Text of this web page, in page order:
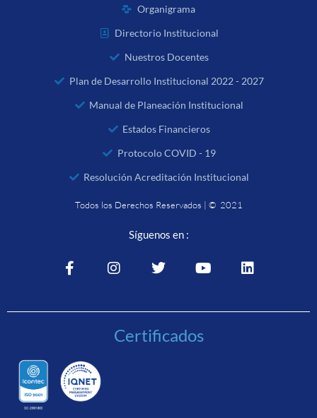
Organigrama
Directorio Institucional
Nuestros Docentes
Plan de Desarrollo Institucional 2022 - 2027
Manual de Planeación Institucional
Estados Financieros
Protocolo COVID - 19
Resolución Acreditación Institucional
Todos los Derechos Reservados | © 2021
Síguenos en :
Certificados